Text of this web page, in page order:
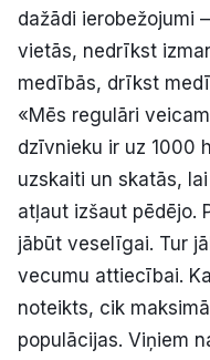
dažādi
vietās, nedrīkst
medībās, drīkst
«Mēs regulāri
dzīvnieku ir uz 1000
uzskaiti un skatās,
atļaut izšaut pēdējo.
jābūt veselīgai. Tur
vecumu attiecībai.
noteikts, cik
populācijas. Viņiem